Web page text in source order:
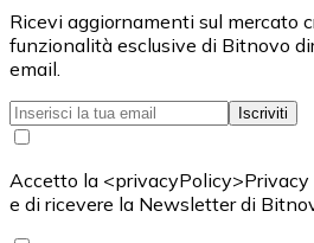
Ricevi aggiornamenti sul mercato
funzionalità esclusive di Bitnovo
email.
Iscriviti
Accetto la
e di ricevere la Newsletter di